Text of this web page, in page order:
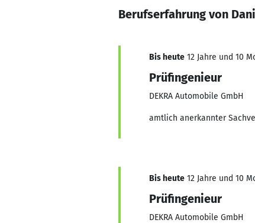
Berufserfahrung von
Bis heute 12 Jahre und 10
Prüfingenieur
DEKRA Automobile GmbH
amtlich anerkannter
Bis heute 12 Jahre und 10
Prüfingenieur
DEKRA Automobile GmbH